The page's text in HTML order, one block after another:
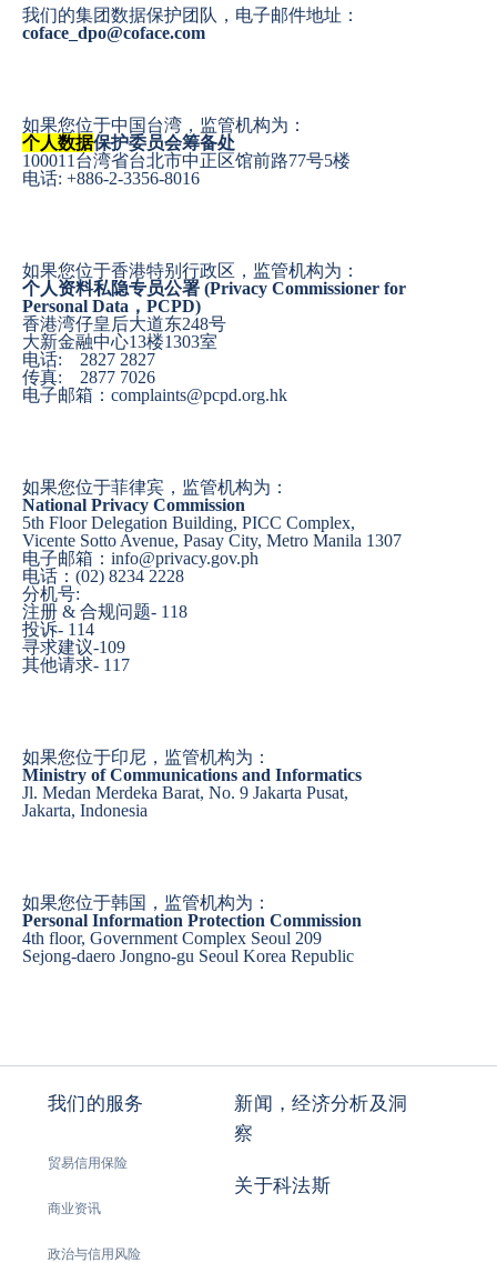
我们的集团数据保护团队，电子邮件地址：
coface_dpo@coface.com
如果您位于中国台湾，监管机构为：
个人数据保护委员会筹备处
100011台湾省台北市中正区馆前路77号5楼
电话: +886-2-3356-8016
如果您位于香港特别行政区，监管机构为：
个人资料私隐专员公署 (Privacy Commissioner for
Personal Data，PCPD)
香港湾仔皇后大道东248号
大新金融中心13楼1303室
电话: 2827 2827
传真: 2877 7026
电子邮箱：complaints@pcpd.org.hk
如果您位于菲律宾，监管机构为：
National Privacy Commission
5th Floor Delegation Building, PICC Complex,
Vicente Sotto Avenue, Pasay City, Metro Manila 1307
电子邮箱：info@privacy.gov.ph
电话：(02) 8234 2228
分机号:
注册 & 合规问题- 118
投诉- 114
寻求建议-109
其他请求- 117
如果您位于印尼，监管机构为：
Ministry of Communications and Informatics
Jl. Medan Merdeka Barat, No. 9 Jakarta Pusat,
Jakarta, Indonesia
如果您位于韩国，监管机构为：
Personal Information Protection Commission
4th floor, Government Complex Seoul 209
Sejong-daero Jongno-gu Seoul Korea Republic
我们的服务
贸易信用保险
商业资讯
政治与信用风险
新闻，经济分析及洞
察
关于科法斯